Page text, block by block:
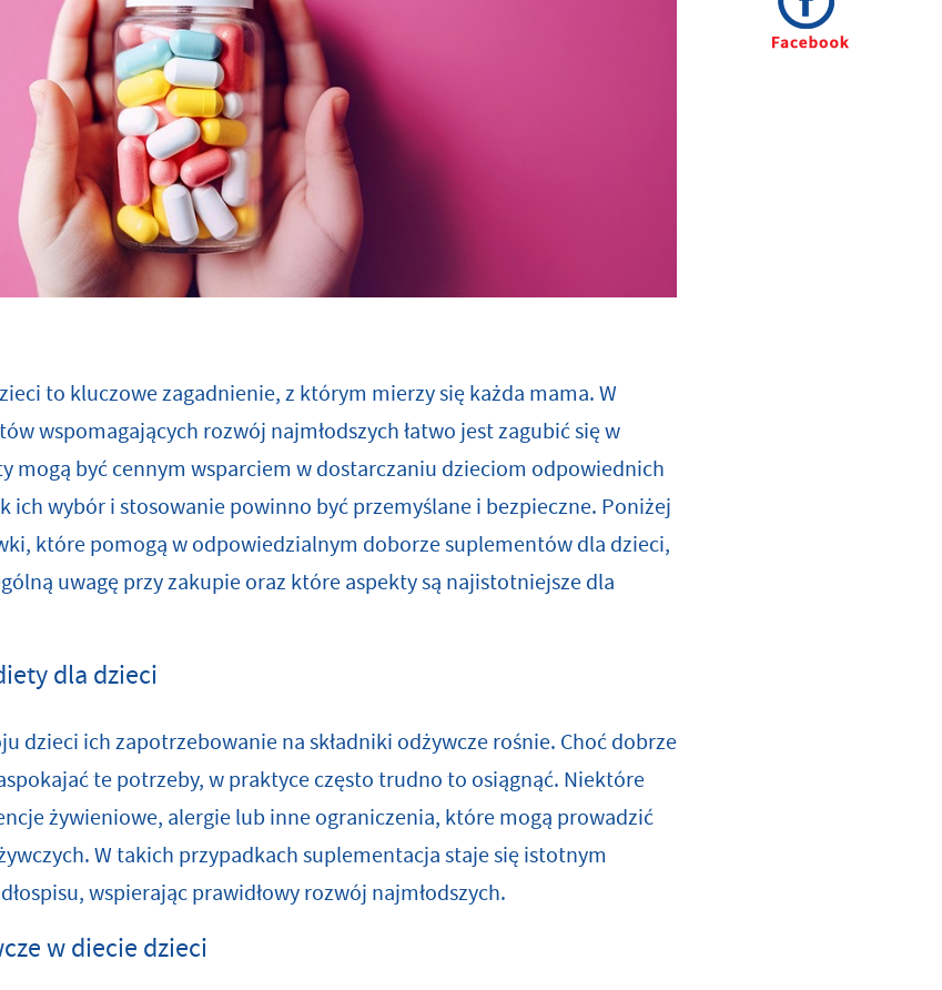
to kluczowe zagadnienie, z którym mierzy się każda mama. W
wspomagających rozwój najmłodszych łatwo jest zagubić się w
mogą być cennym wsparciem w dostarczaniu dzieciom odpowiednich
ich wybór i stosowanie powinno być przemyślane i bezpieczne. Poniżej
które pomogą w odpowiedzialnym doborze suplementów dla dzieci,
uwagę przy zakupie oraz które aspekty są najistotniejsze dla
dla dzieci
dzieci ich zapotrzebowanie na składniki odżywcze rośnie. Choć dobrze
te potrzeby, w praktyce często trudno to osiągnąć. Niektóre
żywieniowe, alergie lub inne ograniczenia, które mogą prowadzić
W takich przypadkach suplementacja staje się istotnym
wspierając prawidłowy rozwój najmłodszych.
w diecie dzieci